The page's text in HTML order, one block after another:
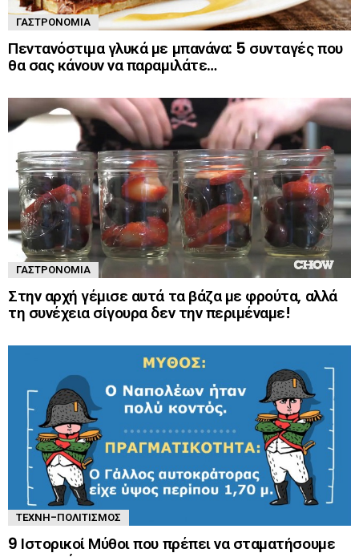
ΓΑΣΤΡΟΝΟΜΊΑ
Πεντανόστιμα γλυκά με μπανάνα: 5 συνταγές που
θα σας κάνουν να παραμιλάτε…
ΓΑΣΤΡΟΝΟΜΊΑ
Στην αρχή γέμισε αυτά τα βάζα με φρούτα, αλλά
τη συνέχεια σίγουρα δεν την περιμέναμε!
ΤΈΧΝΗ-ΠΟΛΙΤΙΣΜΌΣ
9 Ιστορικοί Μύθοι που πρέπει να σταματήσουμε